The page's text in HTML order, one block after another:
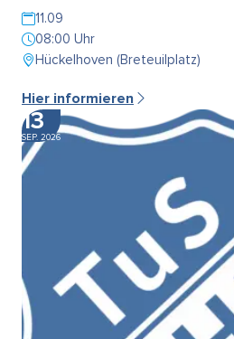
11.09
08:00 Uhr
Hückelhoven (Breteuilplatz)
Hier informieren
13
SEP. 2026